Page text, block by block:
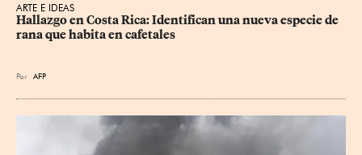
ARTE E IDEAS
Hallazgo en Costa Rica: Identifican una nueva especie de
rana que habita en cafetales
Por AFP